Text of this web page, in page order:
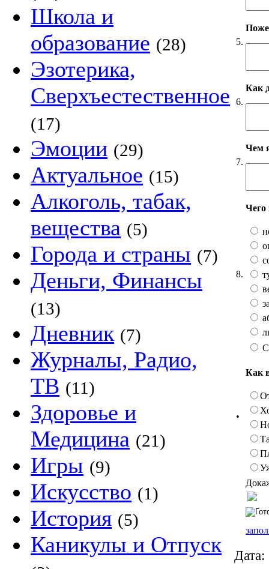
Школа и
образование (28)
Эзотерика,
Сверхъестественное
(17)
Эмоции (29)
Актуальное (15)
Алкоголь, табак,
вещества (5)
Города и страны (7)
Деньги, Финансы
(13)
Дневник (7)
Журналы, Радио,
ТВ (11)
Здоровье и
Медицина (21)
Игры (9)
Искусство (1)
История (5)
Каникулы и Отпуск
5.
6.
Как
7.
Чем
8.
Чего
•
Как
Дата: